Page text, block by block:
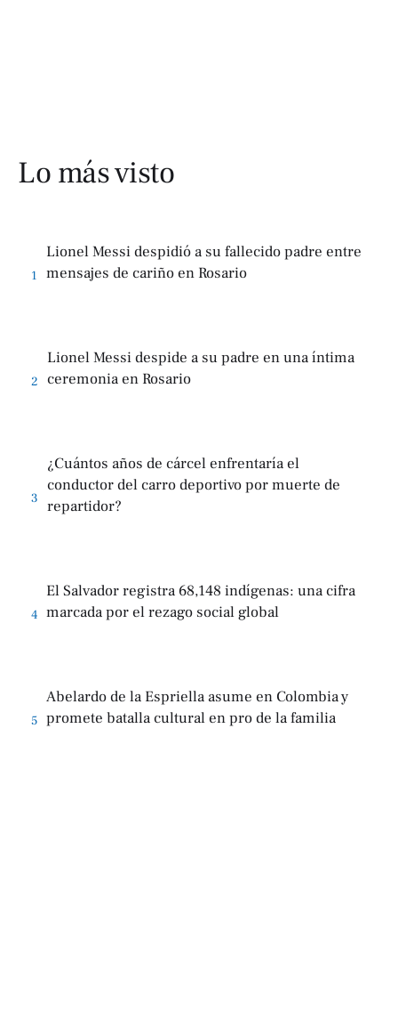
Lo más visto
1
Lionel Messi despidió a su fallecido padre entre
mensajes de cariño en Rosario
2
Lionel Messi despide a su padre en una íntima
ceremonia en Rosario
3
¿Cuántos años de cárcel enfrentaría el
conductor del carro deportivo por muerte de
repartidor?
4
El Salvador registra 68,148 indígenas: una cifra
marcada por el rezago social global
5
Abelardo de la Espriella asume en Colombia y
promete batalla cultural en pro de la familia